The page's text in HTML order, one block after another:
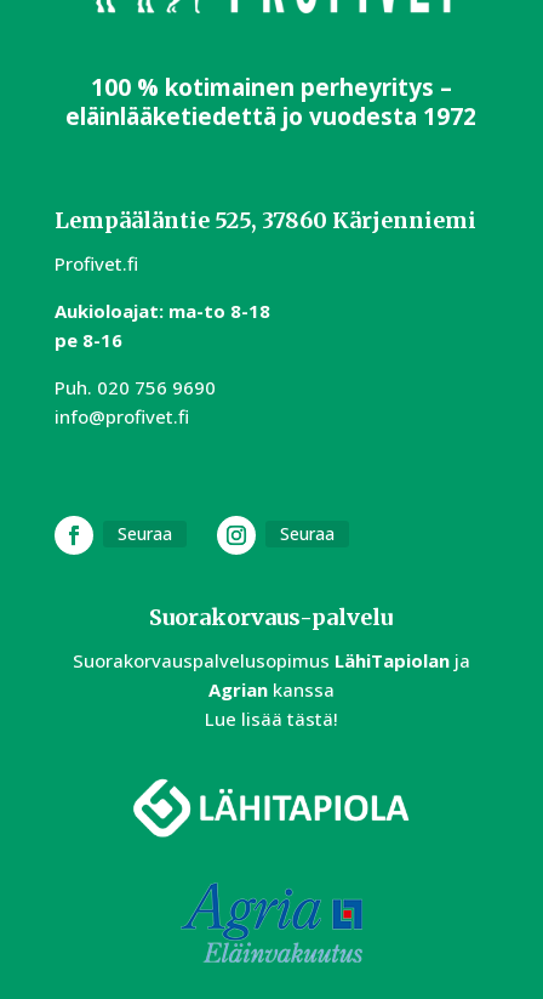
100 % kotimainen perheyritys –
eläinlääketiedettä jo vuodesta 1972
Lempääläntie 525, 37860 Kärjenniemi
Profivet.fi
Aukioloajat: ma-to 8-18
pe 8-16
Puh. 020 756 9690
info@profivet.fi
Seuraa Seuraa
Suorakorvaus-palvelu
Suorakorvauspalvelusopimus LähiTapiolanja
Agriankanssa
Lue lisää tästä!